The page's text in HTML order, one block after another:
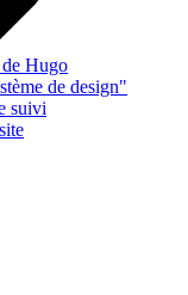
Hugo
de design"
suivi